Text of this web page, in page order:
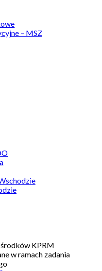
– MSZ
środków KPRM
w ramach zadania